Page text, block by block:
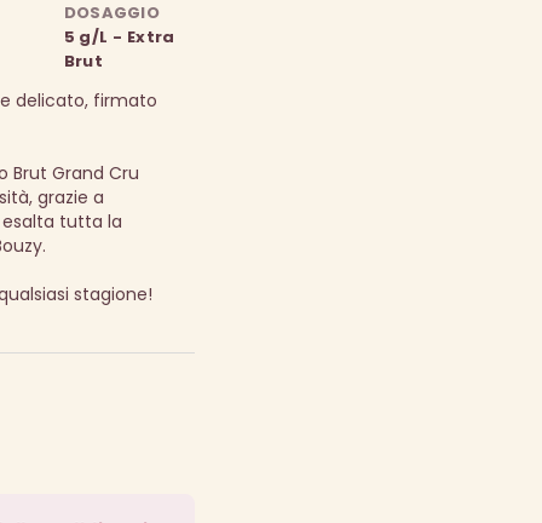
DOSAGGIO
5 g/L - Extra
Brut
delicato, firmato
Brut Grand Cru
grazie a
esalta tutta la
stagione!